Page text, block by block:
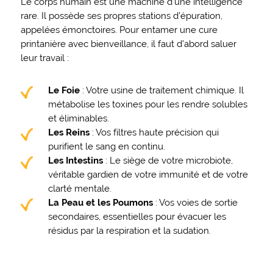
rare. Il possède ses propres stations d’épuration,
appelées émonctoires. Pour entamer une cure
printanière avec bienveillance, il faut d’abord saluer
leur travail :
Le Foie: Votre usine de traitement chimique. Il
métabolise les toxines pour les rendre solubles
et éliminables.
Les Reins: Vos filtres haute précision qui
purifient le sang en continu.
Les Intestins: Le siège de votre microbiote,
véritable gardien de votre immunité et de votre
clarté mentale.
La Peau et les Poumons: Vos voies de sortie
secondaires, essentielles pour évacuer les
résidus par la respiration et la sudation.